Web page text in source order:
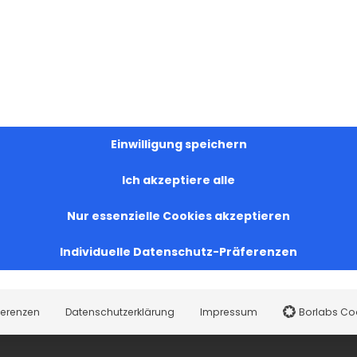
Einwilligung speichern
Ich akzeptiere alle
Nur essenzielle Cookies akzeptieren
Individuelle Datenschutz-Präferenzen
Datenschutzerklärung Impressum Borlabs